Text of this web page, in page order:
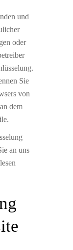
und
oder
Sie
von
dem
an uns